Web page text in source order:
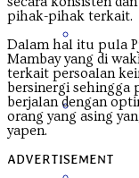
Nusa
pihak-pihak terkait.
Dalam hal itu pula
Mambay yang di
terkait persoalan
bersinergi sehingga
berjalan dengan
orang yang asing
yapen.
ADVERTISEMENT